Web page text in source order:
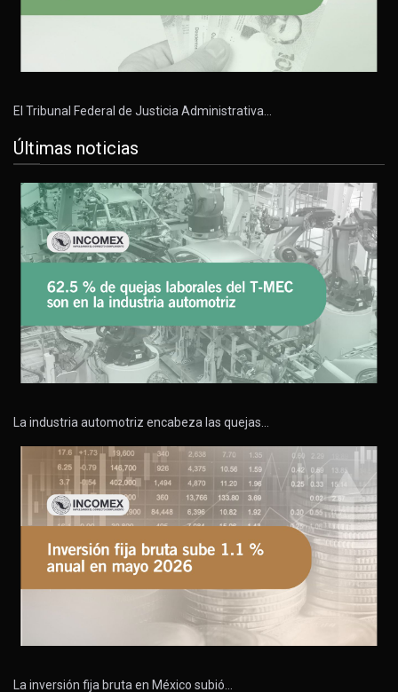
El Tribunal Federal de Justicia Administrativa…
Últimas noticias
La industria automotriz encabeza las quejas…
La inversión fija bruta en México subió…